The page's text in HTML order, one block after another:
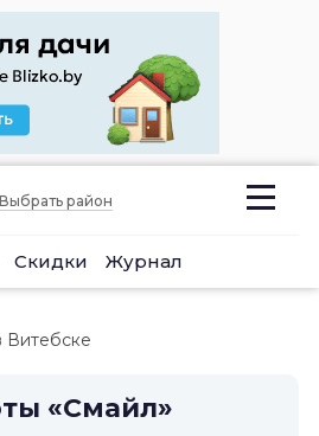
Выбрать район
Скидки Журнал
Витебске
«Смайл»